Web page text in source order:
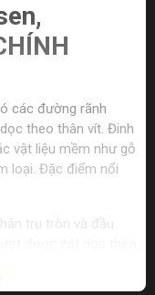
các đường rãnh
theo thân vít. Đinh
vật liệu mềm như gỗ
loại. Đặc điểm nổi
trụ tròn và đầu
sát để đinh không